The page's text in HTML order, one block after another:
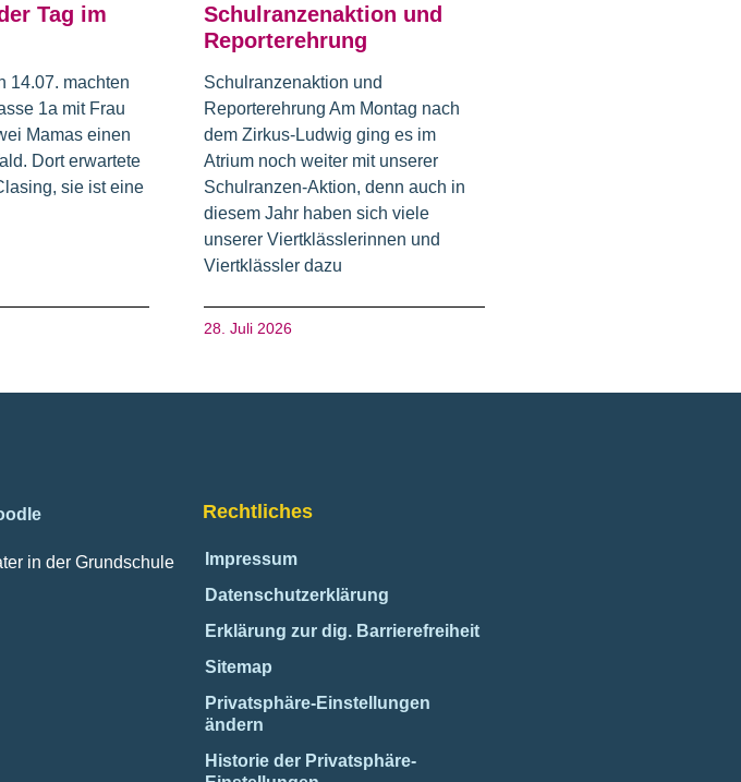
Tag im
14.07. machten
1a mit Frau
Mamas einen
Dort erwartete
sie ist eine
Schulranzenaktion und
Reporterehrung
Schulranzenaktion und
Reporterehrung Am Montag nach
dem Zirkus-Ludwig ging es im
Atrium noch weiter mit unserer
Schulranzen-Aktion, denn auch in
diesem Jahr haben sich viele
unserer Viertklässlerinnen und
Viertklässler dazu
28. Juli 2026
Rechtliches
Impressum
Datenschutzerklärung
Erklärung zur dig. Barrierefreiheit
Sitemap
Privatsphäre-Einstellungen
ändern
Historie der Privatsphäre-